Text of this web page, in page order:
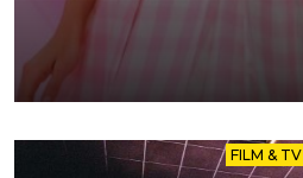
FILM & TV